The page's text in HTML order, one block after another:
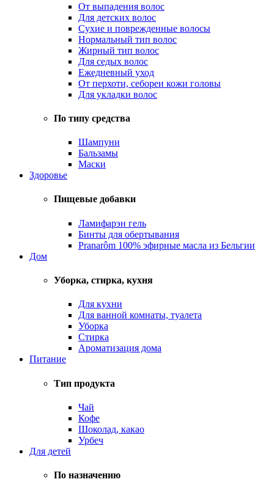
От выпадения волос
Для детских волос
Сухие и поврежденные волосы
Нормальный тип волос
Жирный тип волос
Для седых волос
Ежедневный уход
От перхоти, себореи кожи головы
Для укладки волос
По типу средства
Шампуни
Бальзамы
Маски
Здоровье
Пищевые добавки
Ламифарэн гель
Бинты для обертывания
Pranarôm 100% эфирные масла из Бельгии
Дом
Уборка, стирка, кухня
Для кухни
Для ванной комнаты, туалета
Уборка
Стирка
Ароматизация дома
Питание
Тип продукта
Чай
Кофе
Шоколад, какао
Урбеч
Для детей
По назначению